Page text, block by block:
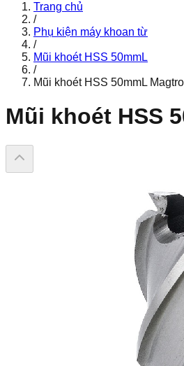
Trang chủ
/
Phụ kiện máy khoan từ
/
Mũi khoét HSS 50mmL
/
Mũi khoét HSS 50mmL
Mũi khoét HSS